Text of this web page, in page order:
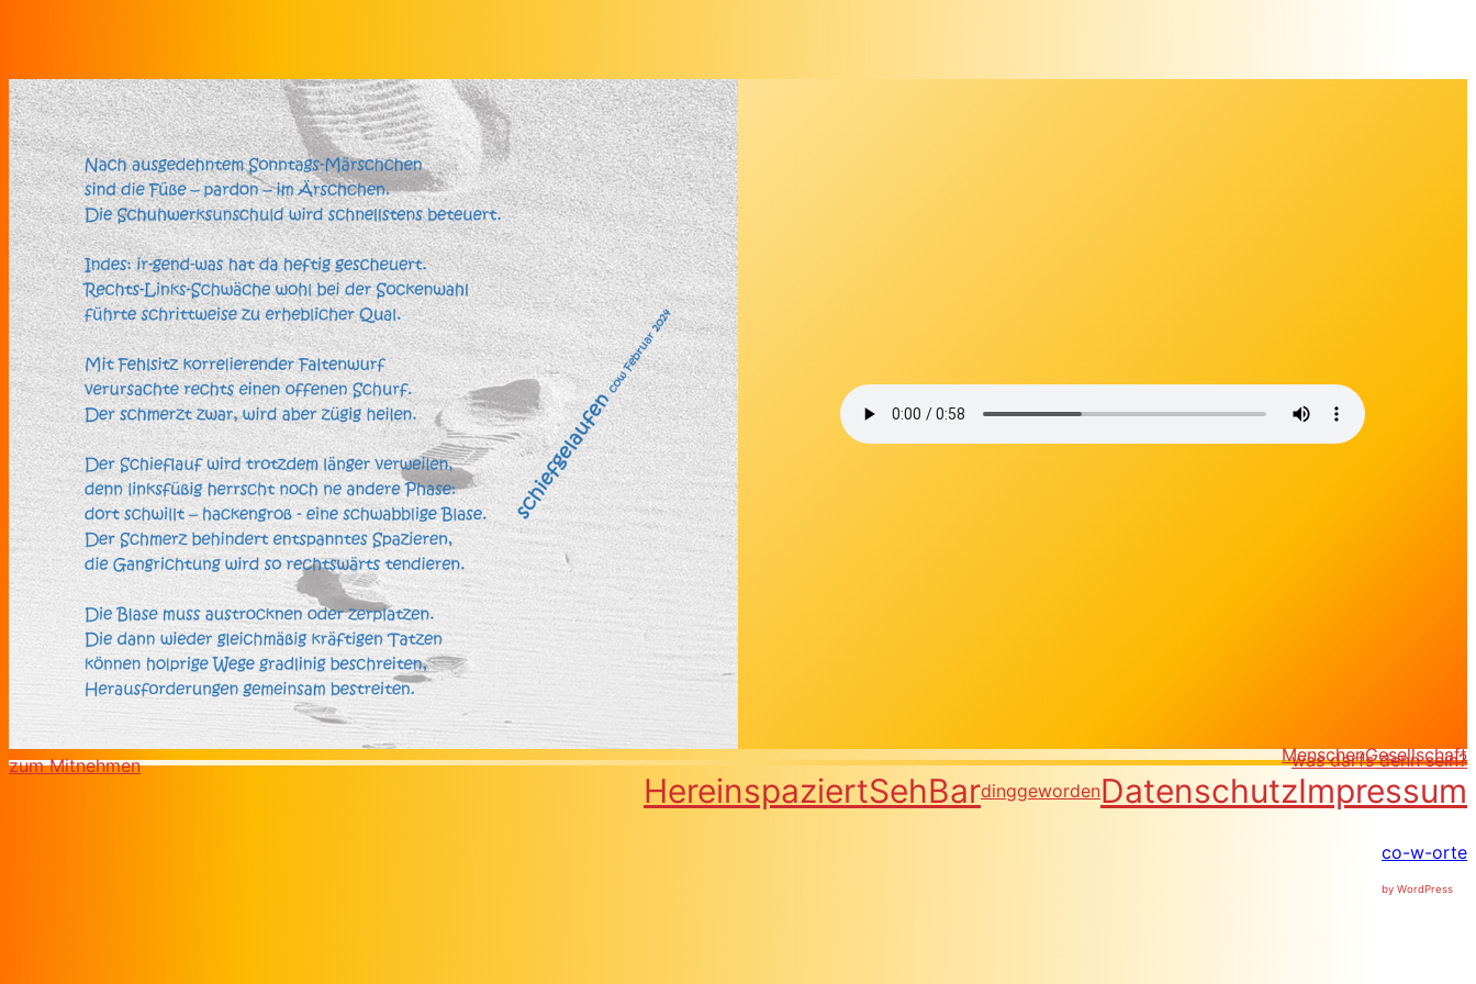
Zum Inhalt springen
MenschenGesellschaft
was darfs denn sein?
zum Mitnehmen
HereinspaziertSehBardinggewordenDatenschutzImpressum
co-w-orte
by WordPress